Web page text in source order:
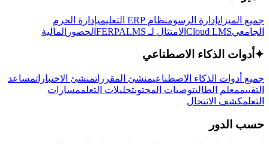
جميع الميزاتإدارة الرسومنظام ERP التعليمي
إدارة الحرم
الجامعيCloud LMS الامتثال لـ FERPA LMS الحضور المالية
✦ أدوات الذكاء الاصطناعي
جميع أدوات الذكاء الاصطناعيمنشئ المقرراتمنشئ الاختباراتمساعد
التقييممعلم الطالبتوصيات المحتوىتحليلات التعلممسارات
التعلمكشف الانتحال
حسب الدور